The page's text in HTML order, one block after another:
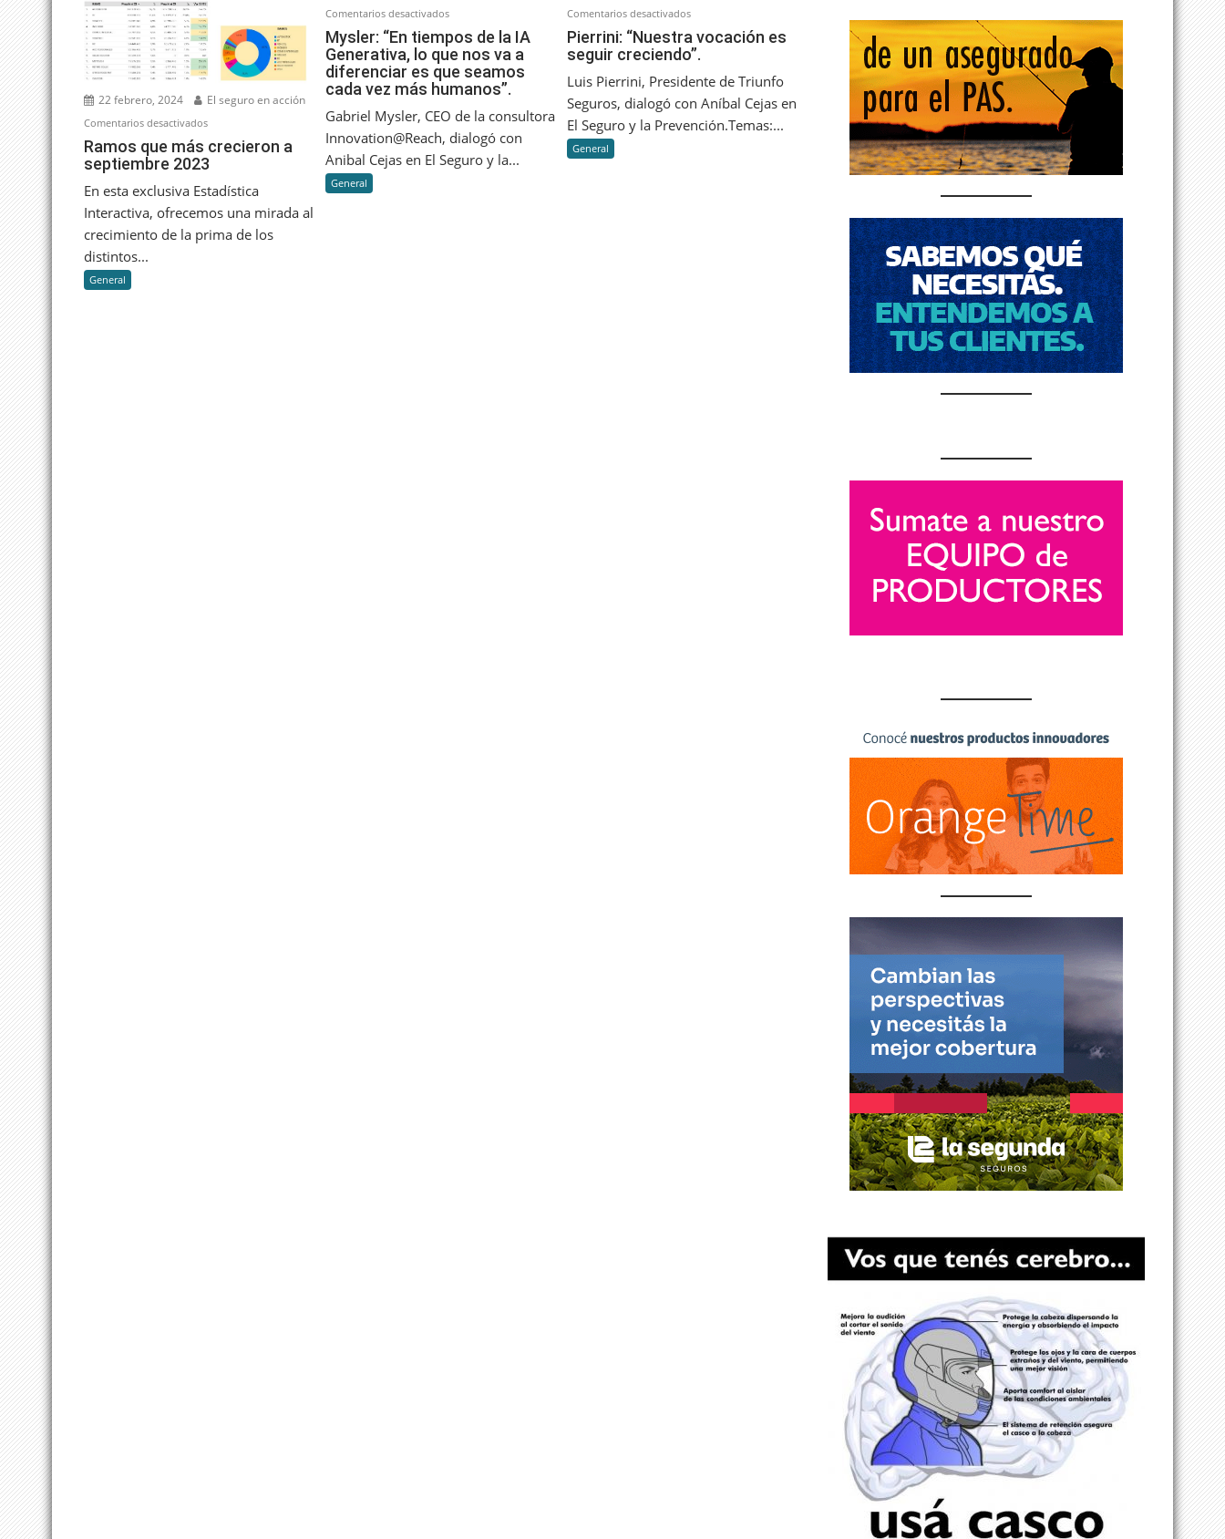
22 febrero, 2024 El seguro en acción
Comentarios desactivadosen
Ramos
que
a
septiembre
Ramos que más crecieron a
septiembre 2023
En esta exclusiva Estadística
Interactiva, ofrecemos una mirada al
crecimiento de la prima de los
distintos...
General
Comentarios desactivadosen
Mysler:
“En
tiempos
de
la
IA
Generativa,
lo
Mysler: “En tiempos de la IA
Generativa, lo que nos va a
diferenciar es que seamos
cada vez más humanos”.
Gabriel Mysler, CEO de la consultora
Innovation@Reach, dialogó con
Anibal Cejas en El Seguro y la...
General
Comentarios desactivadosen
Pierrini:
“Nuestra
vocación
seguir
creciendo”.
Pierrini: “Nuestra vocación es
seguir creciendo”.
Luis Pierrini, Presidente de Triunfo
Seguros, dialogó con Aníbal Cejas en
El Seguro y la Prevención.Temas:...
General